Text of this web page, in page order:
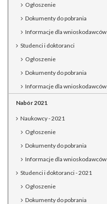
Ogłoszenie
Dokumenty do pobrania
Informacje dla wnioskodawców
Studenci i doktoranci
Ogłoszenie
Dokumenty do pobrania
Informacje dla wnioskodawców
Nabór 2021
Naukowcy - 2021
Ogłoszenie
Dokumenty do pobrania
Informacje dla wnioskodawców
Studenci i doktoranci - 2021
Ogłoszenie
Dokumenty do pobrania